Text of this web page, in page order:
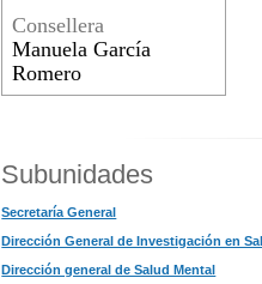
Consellera
Manuela García
Romero
Subunidades
Secretaría General
Dirección General de Investigación en
Dirección general de Salud Mental